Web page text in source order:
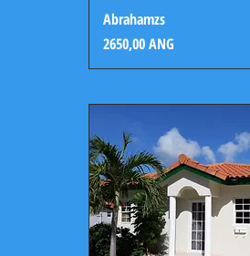
Abrahamzs
Precio
2650,00 ANG